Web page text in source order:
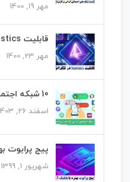
مهر 19, 1400
قابلیت Statistics در تلگرام ?
مهر 23, 1400
10 شبکه اجتماعی ایرانی که باید بشناسید
اسفند 26, 1403
پیج پرایوت
شهریور 1, 1399